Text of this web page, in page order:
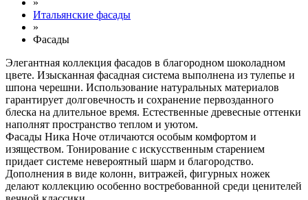
Итальянские фасады
»
Фасады
Элегантная коллекция фасадов в благородном шоколадном
цвете. Изысканная фасадная система выполнена из тулепье и
шпона черешни. Использование натуральных материалов
гарантирует долговечность и сохранение первозданного
блеска на длительное время. Естественные древесные оттенки
наполнят пространство теплом и уютом.
Фасады Ника Ноче отличаются особым комфортом и
изяществом. Тонирование с искусственным старением
придает системе невероятный шарм и благородство.
Дополнения в виде колонн, витражей, фигурных ножек
делают коллекцию особенно востребованной среди ценителей